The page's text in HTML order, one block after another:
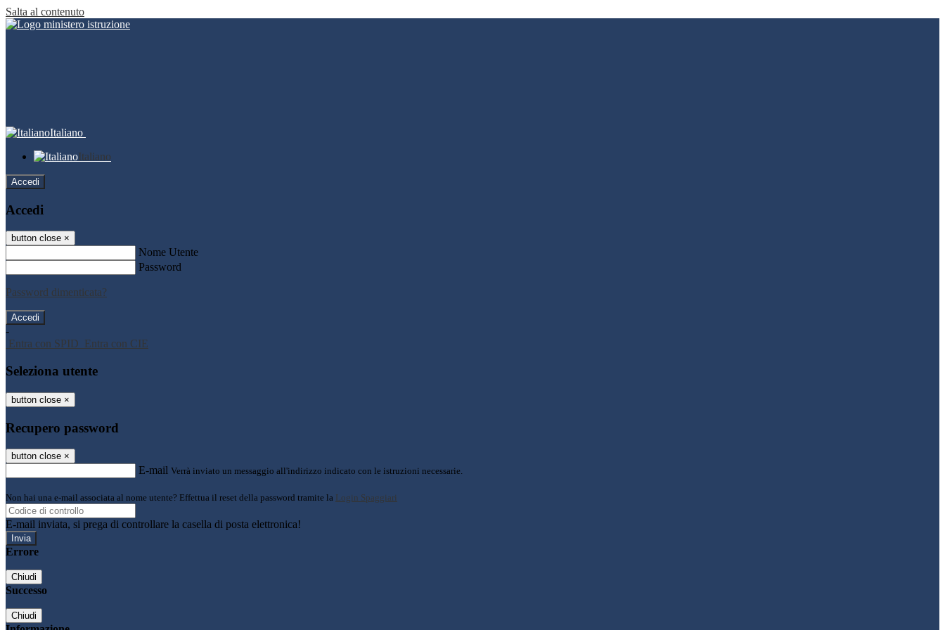
Salta al contenuto
Italiano
Italiano
Accedi
Accedi
button close ×
Nome Utente
Password
Password dimenticata?
-
Entra con SPID Entra con CIE
Seleziona utente
button close ×
Recupero password
button close ×
E-mail Verrà inviato un messaggio all'indirizzo indicato con le istruzioni necessarie.
Non hai una e-mail associata al nome utente? Effettua il reset della password tramite la Login Spaggiari
E-mail inviata, si prega di controllare la casella di posta elettronica!
Errore
Chiudi
Successo
Chiudi